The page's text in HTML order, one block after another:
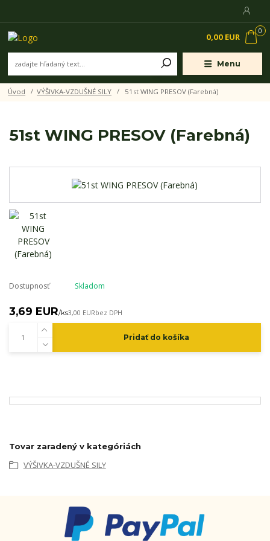
Menu
0
0,00 EUR
Úvod VÝŠIVKA-VZDUŠNÉ SILY 51st WING PRESOV (Farebná)
51st WING PRESOV (Farebná)
Dostupnosť Skladom
3,69 EUR/ks3,00 EURbez DPH
Pridať do košíka
Tovar zaradený v kategóriách
VÝŠIVKA-VZDUŠNÉ SILY